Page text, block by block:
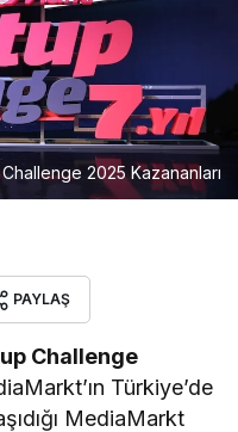
2025 Kazananları
PAYLAŞ
Challenge
Türkiye’de
MediaMarkt